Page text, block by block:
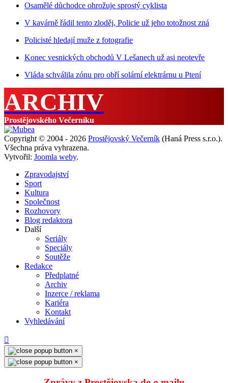
Osamělé důchodce ohrožuje sprostý cyklista
V kavárně řádil tento zloděj, Policie už jeho totožnost zná
Policisté hledají muže z fotografie
Konec vesnických obchodů V Lešanech už asi neotevře
Vláda schválila zónu pro obří solární elektrárnu u Ptení
ARCHIV
Prostějovského Večerníku
Copyright © 2004 - 2026 Prostějovský Večerník (Haná Press s.r.o.).
Všechna práva vyhrazena.
Vytvořil: Joomla weby.
Zpravodajství
Sport
Kultura
Společnost
Rozhovory
Blog redaktora
Další
Seriály
Speciály
Soutěže
Redakce
Předplatné
Archiv
Inzerce / reklama
Kariéra
Kontakt
Vyhledávání
×
×